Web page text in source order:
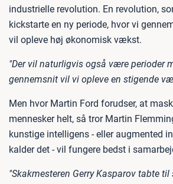
industrielle revolution. En revolution,
kickstarte en ny periode, hvor vi
vil opleve høj økonomisk vækst.
"Der vil naturligvis også være perioder
gennemsnit vil vi opleve en stigende
Men hvor Martin Ford forudser, at
mennesker helt, så tror Martin
kunstige intelligens - eller augmented
kalder det - vil fungere bedst i
"Skakmesteren Gerry Kasparov tabte